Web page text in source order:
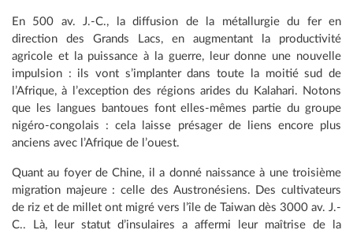
En 500 av. J.-C., la diffusion de la métallurgie du fer en
direction des Grands Lacs, en augmentant la productivité
agricole et la puissance à la guerre, leur donne une nouvelle
impulsion : ils vont s’implanter dans toute la moitié sud de
l’Afrique, à l’exception des régions arides du Kalahari. Notons
que les langues bantoues font elles-mêmes partie du groupe
nigéro-congolais : cela laisse présager de liens encore plus
anciens avec l’Afrique de l’ouest.
Quant au foyer de Chine, il a donné naissance à une troisième
migration majeure : celle des Austronésiens. Des cultivateurs
de riz et de millet ont migré vers l’île de Taiwan dès 3000 av. J.-
C.. Là, leur statut d’insulaires a affermi leur maîtrise de la